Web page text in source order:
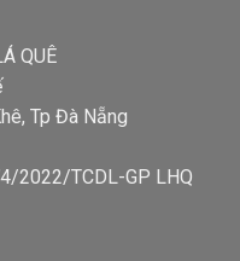
QUÊ
Tp Đà Nẵng
2022/TCDL-GP LHQ